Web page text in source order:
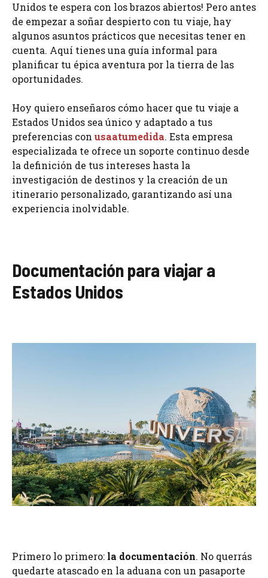
Unidos te espera con los brazos abiertos! Pero antes
de empezar a soñar despierto con tu viaje, hay
algunos asuntos prácticos que necesitas tener en
cuenta. Aquí tienes una guía informal para
planificar tu épica aventura por la tierra de las
oportunidades.
Hoy quiero enseñaros cómo hacer que tu viaje a
Estados Unidos sea único y adaptado a tus
preferencias con usaatumedida. Esta empresa
especializada te ofrece un soporte continuo desde
la definición de tus intereses hasta la
investigación de destinos y la creación de un
itinerario personalizado, garantizando así una
experiencia inolvidable.
Documentación para viajar a
Estados Unidos
Primero lo primero: la documentación. No querrás
quedarte atascado en la aduana con un pasaporte